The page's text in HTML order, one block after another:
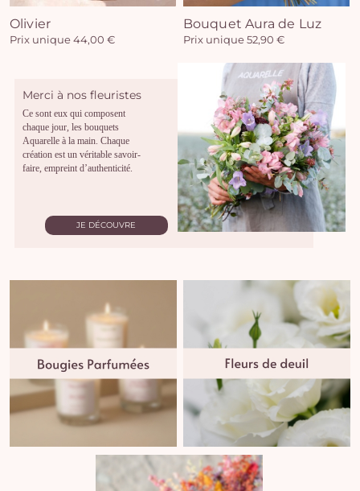
Olivier
Prix unique 44,00 €
Bouquet Aura de Luz
Prix unique 52,90 €
Merci à nos fleuristes
Ce sont eux qui composent
chaque jour, les bouquets
Aquarelle à la main. Chaque
création est un véritable savoir-
faire, empreint d’authenticité.
JE DÉCOUVRE